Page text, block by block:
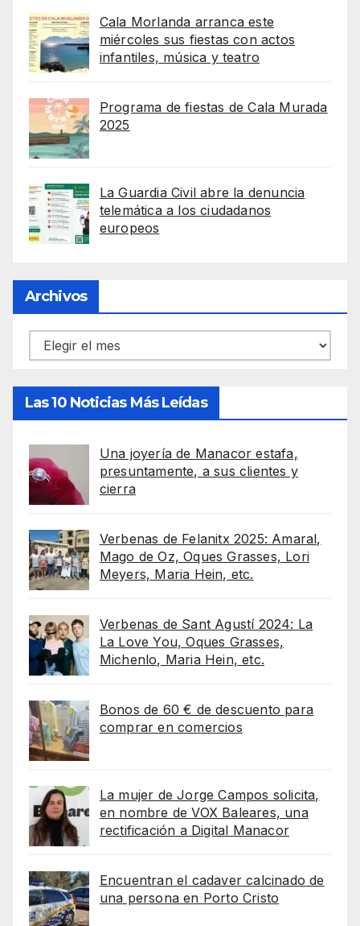
Cala Morlanda arranca este
miércoles sus fiestas con actos
infantiles, música y teatro
Programa de fiestas de Cala Murada
2025
La Guardia Civil abre la denuncia
telemática a los ciudadanos
europeos
Archivos
Archivos
Las 10 Noticias Más Leídas
Una joyería de Manacor estafa,
presuntamente, a sus clientes y
cierra
Verbenas de Felanitx 2025: Amaral,
Mago de Oz, Oques Grasses, Lori
Meyers, Maria Hein, etc.
Verbenas de Sant Agustí 2024: La
La Love You, Oques Grasses,
Michenlo, Maria Hein, etc.
Bonos de 60 € de descuento para
comprar en comercios
La mujer de Jorge Campos solicita,
en nombre de VOX Baleares, una
rectificación a Digital Manacor
Encuentran el cadaver calcinado de
una persona en Porto Cristo